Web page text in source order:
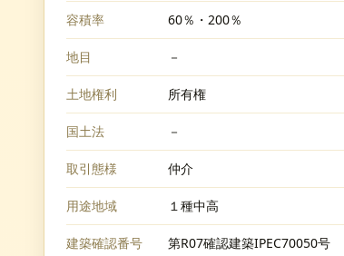
容積率 60％・200％
地目 －
土地権利 所有権
国土法 －
取引態様 仲介
用途地域 １種中高
建築確認番号 第R07確認建築IPEC70050号